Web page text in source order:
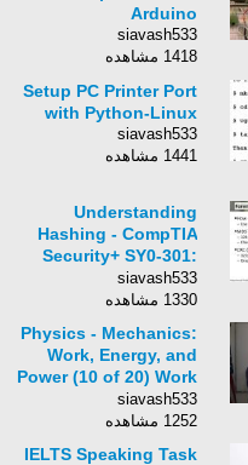
Arduino
siavash533
1418 مشاهده
Setup PC Printer Port
with Python-Linux
siavash533
1441 مشاهده
Understanding
Hashing - CompTIA
Security+ SY0-301:
2.3
siavash533
1330 مشاهده
Physics - Mechanics:
Work, Energy, and
Power (10 of 20) Work
Done by Carrying a
Box
siavash533
1252 مشاهده
IELTS Speaking Task